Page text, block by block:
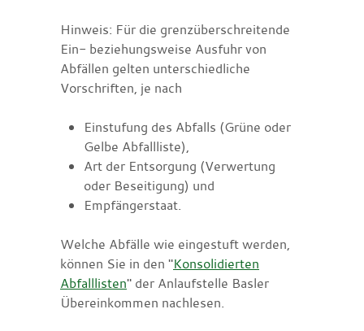
Hinweis: Für die grenzüberschreitende
Ein- beziehungsweise Ausfuhr von
Abfällen gelten unterschiedliche
Vorschriften, je nach
Einstufung des Abfalls (Grüne oder
Gelbe Abfallliste),
Art der Entsorgung (Verwertung
oder Beseitigung) und
Empfängerstaat.
Welche Abfälle wie eingestuft werden,
können Sie in den "Konsolidierten
Abfalllisten" der Anlaufstelle Basler
Übereinkommen nachlesen.